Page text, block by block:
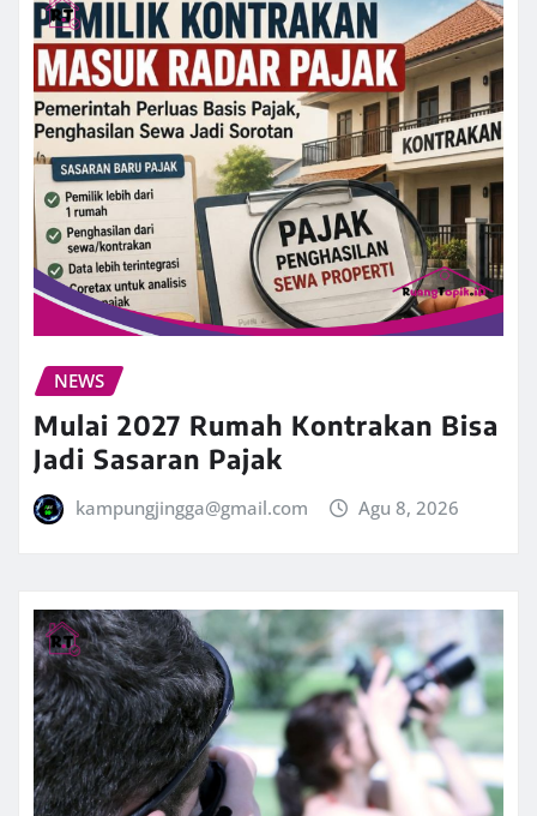
NEWS
Mulai 2027 Rumah Kontrakan Bisa
Jadi Sasaran Pajak
kampungjingga@gmail.com Agu 8, 2026